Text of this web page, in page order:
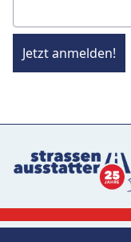
Jetzt anmelden!